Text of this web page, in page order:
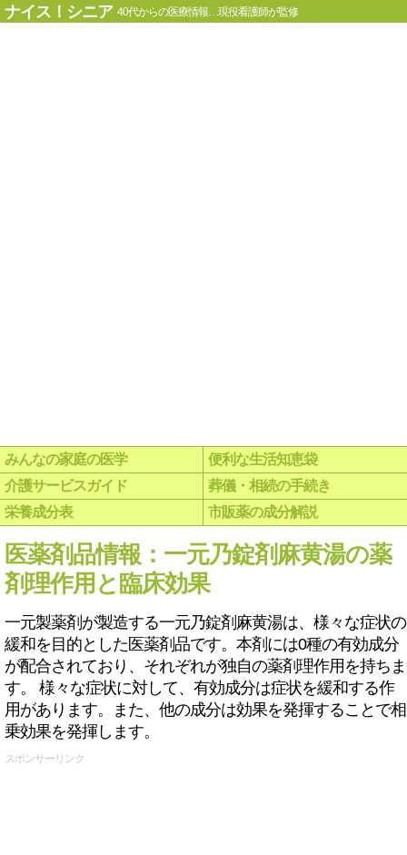
ナイス！シニア 40代からの医療情報…現役看護師が監修
みんなの家庭の医学
便利な生活知恵袋
介護サービスガイド
葬儀・相続の手続き
栄養成分表
市販薬の成分解説
医薬剤品情報：一元乃錠剤麻黄湯の薬
剤理作用と臨床効果
一元製薬剤が製造する一元乃錠剤麻黄湯は、様々な症状の
緩和を目的とした医薬剤品です。本剤には0種の有効成分
が配合されており、それぞれが独自の薬剤理作用を持ちま
す。 様々な症状に対して、有効成分は症状を緩和する作
用があります。また、他の成分は効果を発揮することで相
乗効果を発揮します。
スポンサーリンク